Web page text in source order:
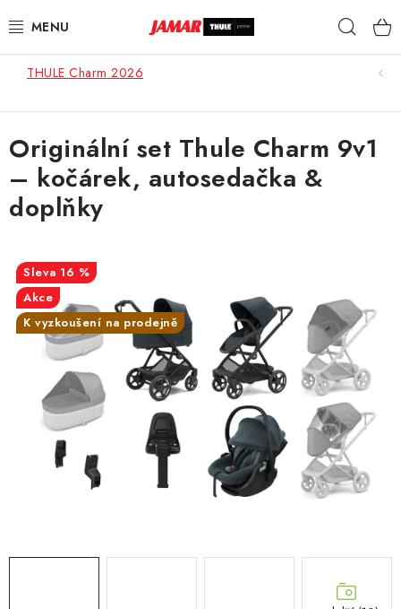
na
STŘEŠNÍ NOSIČE
STŘEŠNÍ BOXY
KOČÁRKY
DĚTSKÉ ZBOŽÍ
AUTOPOTAHY ŠITÉ NA MÍRU
AUTODOPLŇKY
PŮJČOVNA
THULE Charm 2026
Originální set Thule Charm 9v1
– kočárek, autosedačka &
doplňky
16 %
Akce
K vyzkoušení na prodejně